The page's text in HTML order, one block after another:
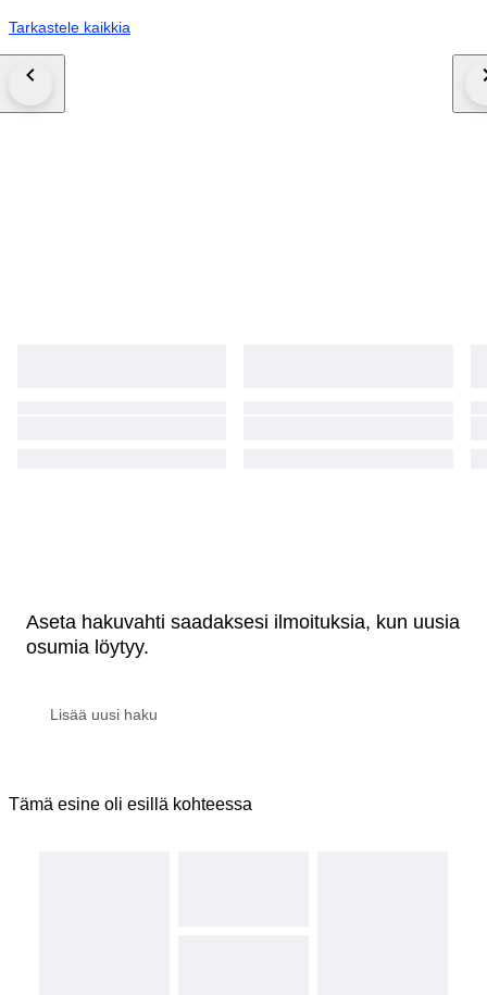
Tarkastele kaikkia
Aseta hakuvahti saadaksesi ilmoituksia, kun uusia
osumia löytyy.
Tämä esine oli esillä kohteessa